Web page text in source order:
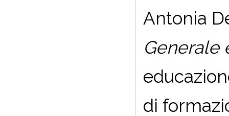
Antonia
Generale
di